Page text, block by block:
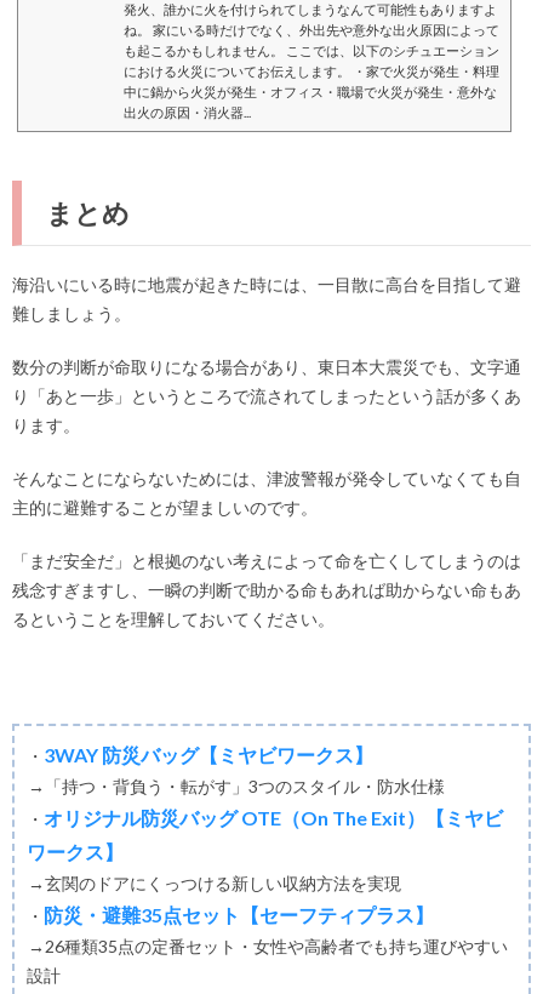
発火、誰かに火を付けられてしまうなんて可能性もありますよ
ね。 家にいる時だけでなく、外出先や意外な出火原因によって
も起こるかもしれません。 ここでは、以下のシチュエーション
における火災についてお伝えします。 ・家で火災が発生・料理
中に鍋から火災が発生・オフィス・職場で火災が発生・意外な
出火の原因・消火器...
まとめ
海沿いにいる時に地震が起きた時には、一目散に高台を目指して避
難しましょう。
数分の判断が命取りになる場合があり、東日本大震災でも、文字通
り「あと一歩」というところで流されてしまったという話が多くあ
ります。
そんなことにならないためには、津波警報が発令していなくても自
主的に避難することが望ましいのです。
「まだ安全だ」と根拠のない考えによって命を亡くしてしまうのは
残念すぎますし、一瞬の判断で助かる命もあれば助からない命もあ
るということを理解しておいてください。
・ 3WAY 防災バッグ【ミヤビワークス】
→「持つ・背負う・転がす」3つのスタイル・防水仕様
・ オリジナル防災バッグ OTE（On The Exit）【ミヤビ
ワークス】
→玄関のドアにくっつける新しい収納方法を実現
・ 防災・避難35点セット【セーフティプラス】
→26種類35点の定番セット・女性や高齢者でも持ち運びやすい
設計